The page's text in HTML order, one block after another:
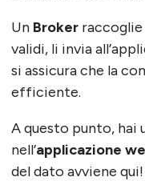
Un Brokerraccoglie
validi, li invia
si assicura che la
efficiente.
A questo punto, hai
nell’applicazione
del dato avviene qui!